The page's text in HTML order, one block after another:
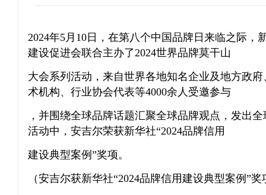
2024年5月10日，在第八个中国品牌日来临之际，
建设促进会联合主办了2024世界品牌莫干山
大会系列活动，来自世界各地知名企业及地方政
术机构、行业协会代表等4000余人受邀参与
，并围绕全球品牌话题汇聚全球品牌观点，发出
活动中，安吉尔荣获新华社“2024品牌信用
建设典型案例”奖项。
（安吉尔获新华社“2024品牌信用建设典型案例”奖